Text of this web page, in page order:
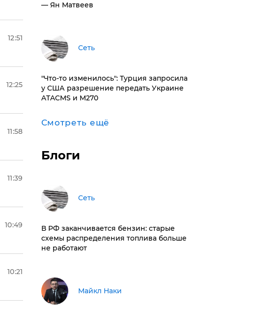
12:51
12:25
11:58
11:39
10:49
10:21
— Ян Матвеев
Сеть
​"Что-то изменилось": Турция запросила
у США разрешение передать Украине
ATACMS и M270
Смотреть ещё
Блоги
Сеть
​В РФ заканчивается бензин: старые
схемы распределения топлива больше
не работают
Майкл Наки